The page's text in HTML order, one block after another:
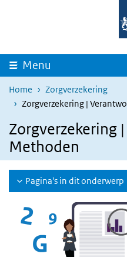
Overslaan en naar de inhoud
Menu
Home
Zorgverzekering
Zorgverzekering |
Zorgverzekering
Methoden
Pagina's in dit onderwerp